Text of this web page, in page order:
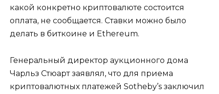
какой конкретно криптовалюте состоится
оплата, не сообщается. Ставки можно было
делать в биткоине и Ethereum.
Генеральный директор аукционного дома
Чарльз Стюарт заявлял, что для приема
криптовалютных платежей Sotheby’s заключил